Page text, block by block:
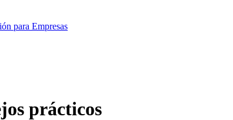
para Empresas
prácticos